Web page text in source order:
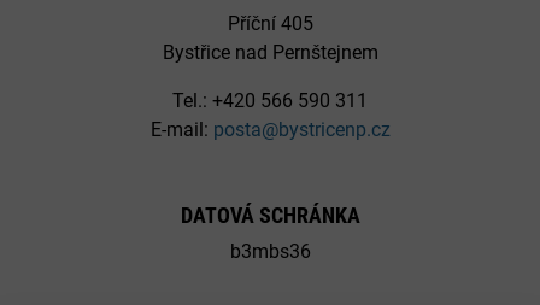
Příční 405
Bystřice nad Pernštejnem
Tel.: +420 566 590 311
E-mail: posta@bystricenp.cz
DATOVÁ SCHRÁNKA
b3mbs36